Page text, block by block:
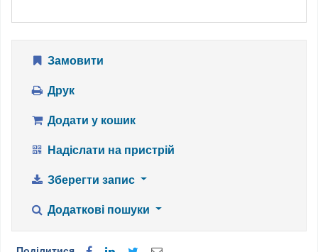
Замовити
Друк
Додати у кошик
Надіслати на пристрій
Зберегти запис
Додаткові пошуки